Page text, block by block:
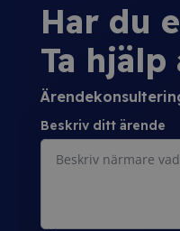
Har du
Ta
Beskriv ditt ärende